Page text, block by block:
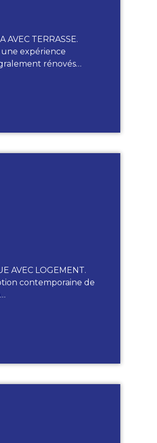
AVEC TERRASSE.
expérience
rénovés…
AVEC LOGEMENT.
contemporaine de